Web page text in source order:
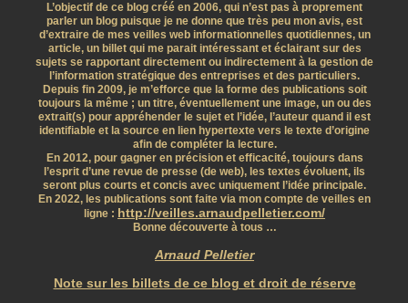
L’objectif de ce blog créé en 2006, qui n’est pas à proprement
parler un blog puisque je ne donne que très peu mon avis, est
d’extraire de mes veilles web informationnelles quotidiennes, un
article, un billet qui me parait intéressant et éclairant sur des
sujets se rapportant directement ou indirectement à la gestion de
l’information stratégique des entreprises et des particuliers.
Depuis fin 2009, je m’efforce que la forme des publications soit
toujours la même ; un titre, éventuellement une image, un ou des
extrait(s) pour appréhender le sujet et l’idée, l’auteur quand il est
identifiable et la source en lien hypertexte vers le texte d’origine
afin de compléter la lecture.
En 2012, pour gagner en précision et efficacité, toujours dans
l’esprit d’une revue de presse (de web), les textes évoluent, ils
seront plus courts et concis avec uniquement l’idée principale.
En 2022, les publications sont faite via mon compte de veilles en
ligne : http://veilles.arnaudpelletier.com/
Bonne découverte à tous …
Arnaud Pelletier
Note sur les billets de ce blog et droit de réserve